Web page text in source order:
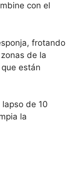
con el
frotando
de la
están
de 10
la